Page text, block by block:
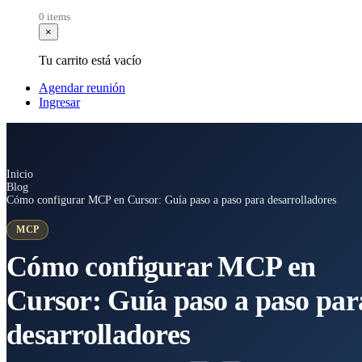
0 items
×
Tu carrito está vacío
Agendar reunión
Ingresar
Inicio
Blog
Cómo configurar MCP en Cursor: Guía paso a paso para desarrolladores
MCP
Cómo configurar MCP en
Cursor: Guía paso a paso
desarrolladores